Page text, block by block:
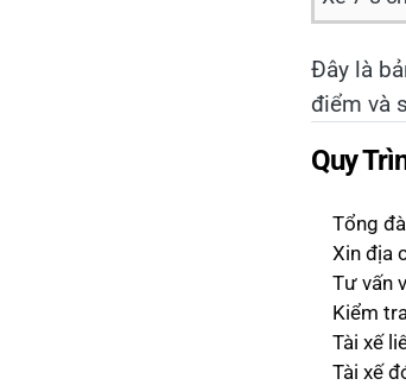
Đây là
điểm và
Quy
Tổng
Xin địa
Tư vấn
Kiểm
Tài xế
Tài xế